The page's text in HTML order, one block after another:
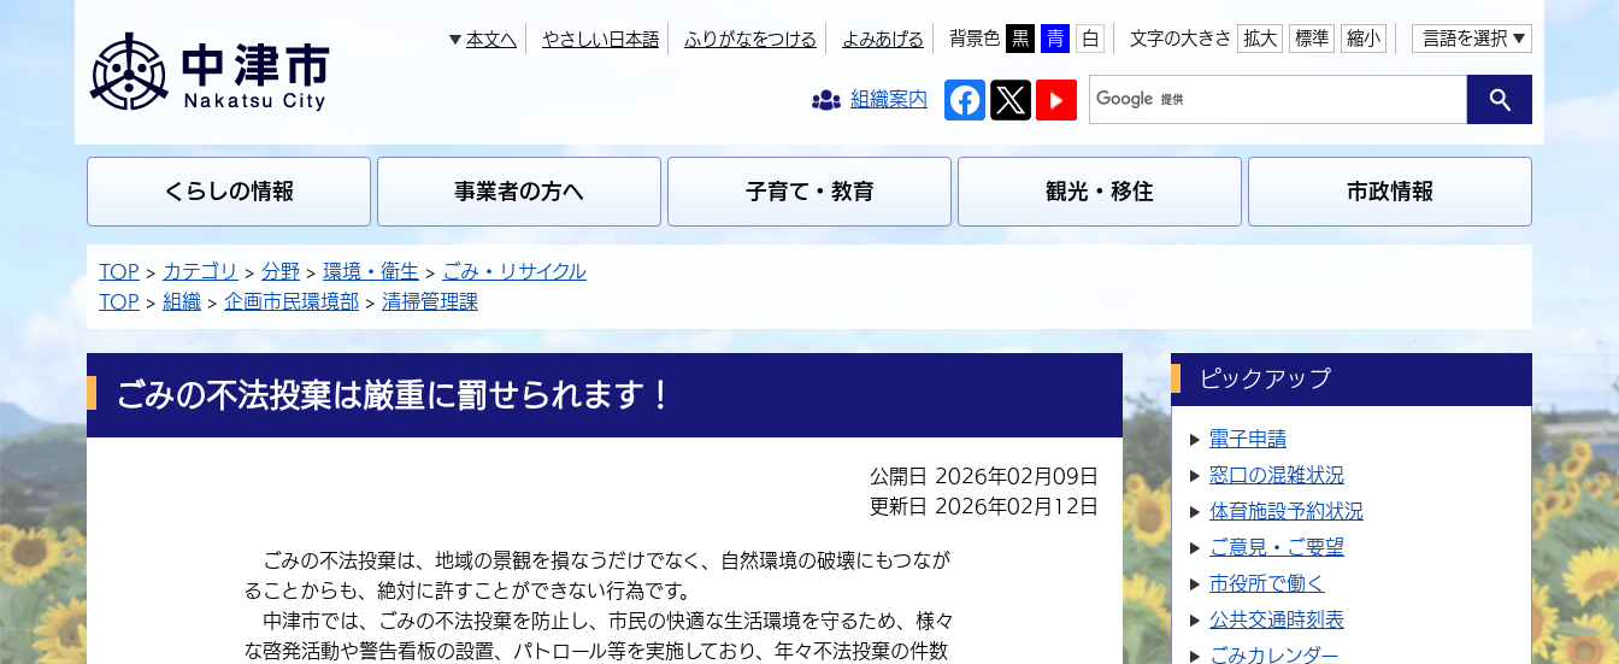
本文へ やさしい日本語 ふりがなをつける よみあげる 背景色 黒 青 白 文字の大きさ 拡大 標準 縮小 言語を選択
組織案内
くらしの情報 事業者の方へ 子育て・教育 観光・移住 市政情報
TOP カテゴリ 分野 環境・衛生
ごみ・リサイクル
TOP
組織 企画市民環境部 清掃管理課
ごみの不法投棄は厳重に罰せられます！
公開日 2026年02月09日
更新日 2026年02月12日
ごみの不法投棄は、地域の景観を損なうだけでなく、自然環境の破壊にもつなが
ることからも、絶対に許すことができない行為です。
中津市では、ごみの不法投棄を防止し、市民の快適な生活環境を守るため、様々
な啓発活動や警告看板の設置、パトロール等を実施しており、年々不法投棄の件数
ピックアップ
電子申請
窓口の混雑状況
体育施設予約状況
ご意見・ご要望
市役所で働く
公共交通時刻表
ごみカレンダー